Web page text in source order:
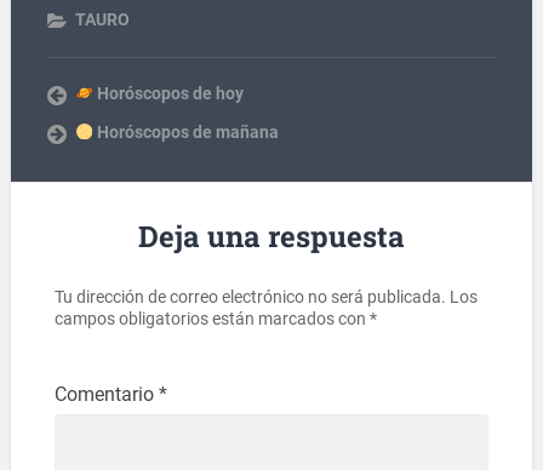
TAURO
Horóscopos de hoy
Horóscopos de mañana
Deja una respuesta
Tu dirección de correo electrónico no será publicada. Los
campos obligatorios están marcados con *
Comentario *